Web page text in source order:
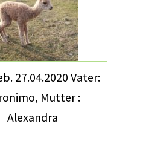
27.04.2020 Vater:
Mutter :
Alexandra